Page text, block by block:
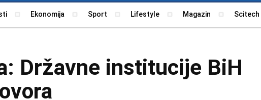
Ekonomija Sport Lifestyle Magazin Scitech
Državne institucije BiH